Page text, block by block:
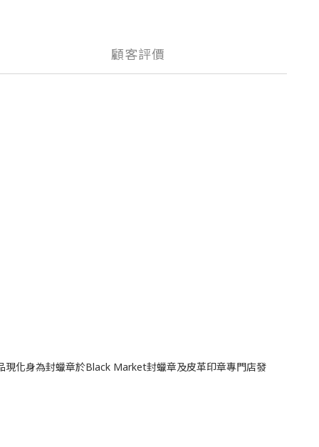
顧客評價
化身為封蠟章於Black Market封蠟章及皮革印章專門店發